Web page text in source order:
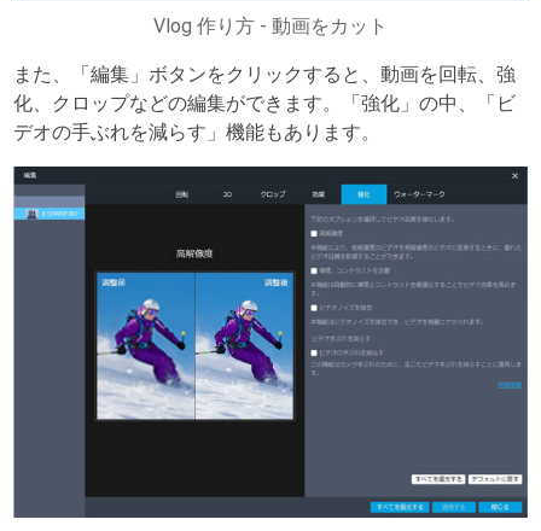
Vlog 作り方 - 動画をカット
また、「編集」ボタンをクリックすると、動画を回転、強
化、クロップなどの編集ができます。「強化」の中、「ビ
デオの手ぶれを減らす」機能もあります。